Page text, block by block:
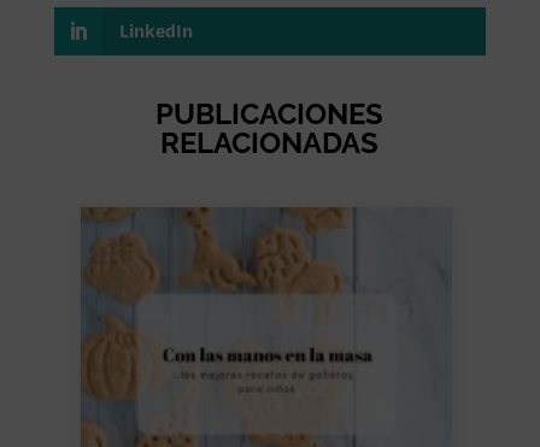
LinkedIn
PUBLICACIONES
RELACIONADAS